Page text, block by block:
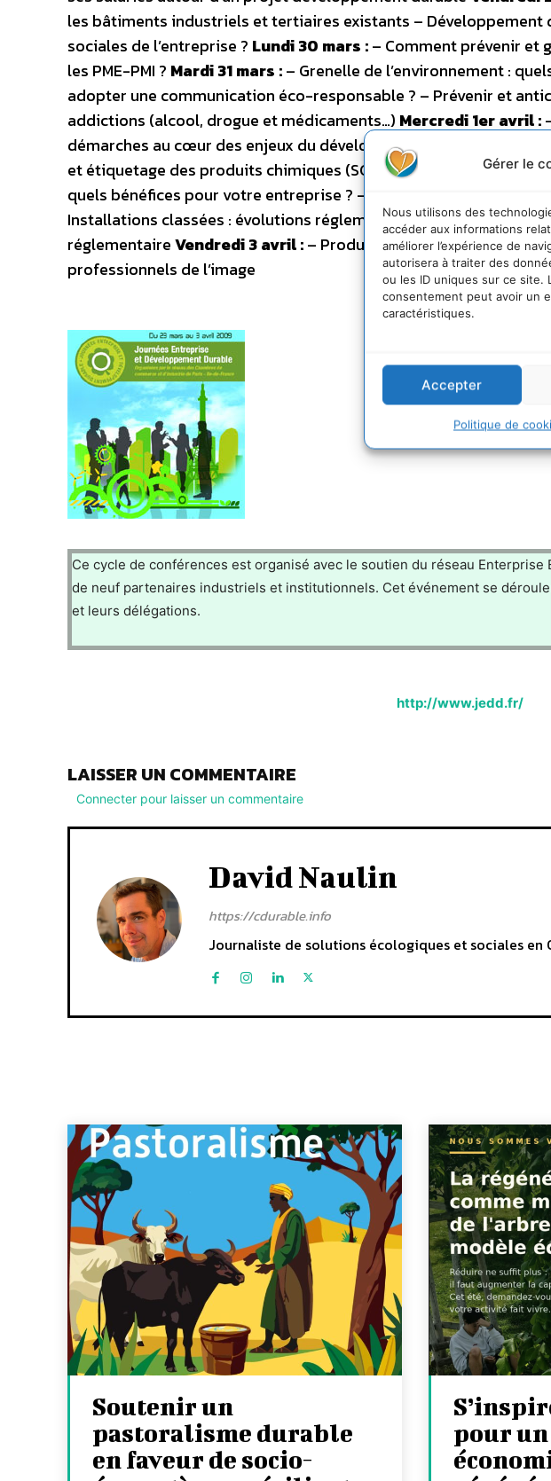
Gérer le
Nous utilisons des
accéder aux informations
améliorer l’expérience de
autorisera à traiter des
ou les ID uniques sur ce
consentement peut avoir un
caractéristiques.
Accepter
Politique de
les bâtiments industriels et tertiaires existants – Développement
sociales de l’entreprise ? Lundi 30 mars :– Comment prévenir et
les PME-PMI ? Mardi 31 mars :– Grenelle de l’environnement :
adopter une communication éco-responsable ? – Prévenir et
addictions (alcool, drogue et médicaments…) Mercredi 1er avril :
démarches au cœur des enjeux du développement durable –
et étiquetage des produits chimiques (SGH)Jeudi 2 avril :– Bilan
quels bénéfices pour votre entreprise ? – Entreprises, optimisez
Installations classées : évolutions réglementaires, contrôle
réglementaireVendredi 3 avril :– Productions et développement
professionnels de l’image
Ce cycle de conférences est organisé avec le soutien du réseau
de neuf partenaires industriels et institutionnels. Cet événement se
et leurs délégations.
http://www.jedd.fr/
LAISSER UN COMMENTAIRE
Connecter pour laisser un commentaire
David Naulin
https://cdurable.info
Journaliste de solutions écologiques et sociales en
Soutenir un
pastoralisme durable
en faveur de socio-
pour